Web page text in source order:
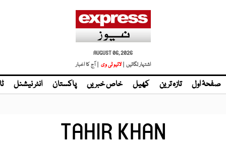
AUGUST 06, 2026
اشتہار لگائیں | لائیو ٹی وی | آج کا اخبار
صفحۂ اول تازہ ترین کھیل خاص خبریں پاکستان انٹر نیشنل
TAHIR KHAN